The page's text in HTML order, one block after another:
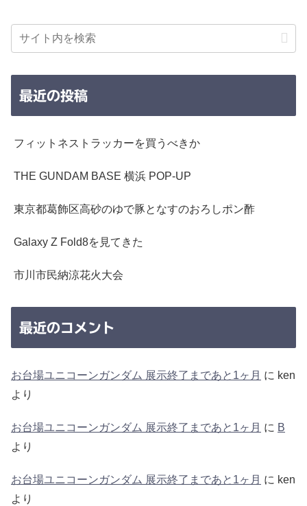
最近の投稿
フィットネストラッカーを買うべきか
THE GUNDAM BASE 横浜 POP-UP
東京都葛飾区高砂のゆで豚となすのおろしポン酢
Galaxy Z Fold8を見てきた
市川市民納涼花火大会
最近のコメント
お台場ユニコーンガンダム 展示終了まであと1ヶ月 に ken
より
お台場ユニコーンガンダム 展示終了まであと1ヶ月 に B
より
お台場ユニコーンガンダム 展示終了まであと1ヶ月 に ken
より